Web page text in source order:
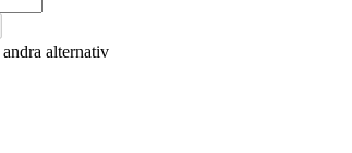
alternativ